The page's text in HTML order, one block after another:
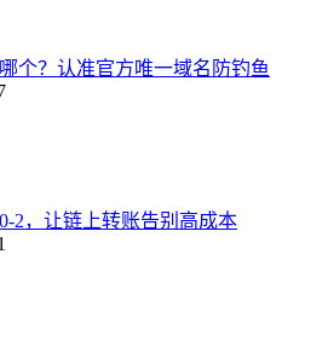
个？认准官方唯一域名防钓鱼
2，让链上转账告别高成本